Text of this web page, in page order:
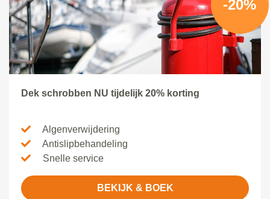
-20%
Dek schrobben NU tijdelijk 20% korting
Algenverwijdering
Antislipbehandeling
Snelle service
BEKIJK & BOEK